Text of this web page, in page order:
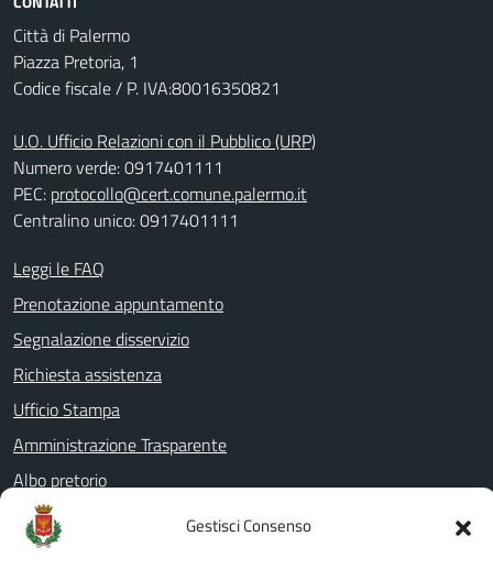
Gestisci Consenso
Città di Palermo
Piazza Pretoria, 1
Codice fiscale / P. IVA:80016350821
U.O. Ufficio Relazioni con il Pubblico (URP)
Numero verde: 0917401111
PEC: protocollo@cert.comune.palermo.it
Centralino unico: 0917401111
Leggi le FAQ
Prenotazione appuntamento
Segnalazione disservizio
Richiesta assistenza
Ufficio Stampa
Amministrazione Trasparente
Albo pretorio
Informativa privacy
Note legali